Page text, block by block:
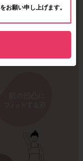
お願い申し上げます。